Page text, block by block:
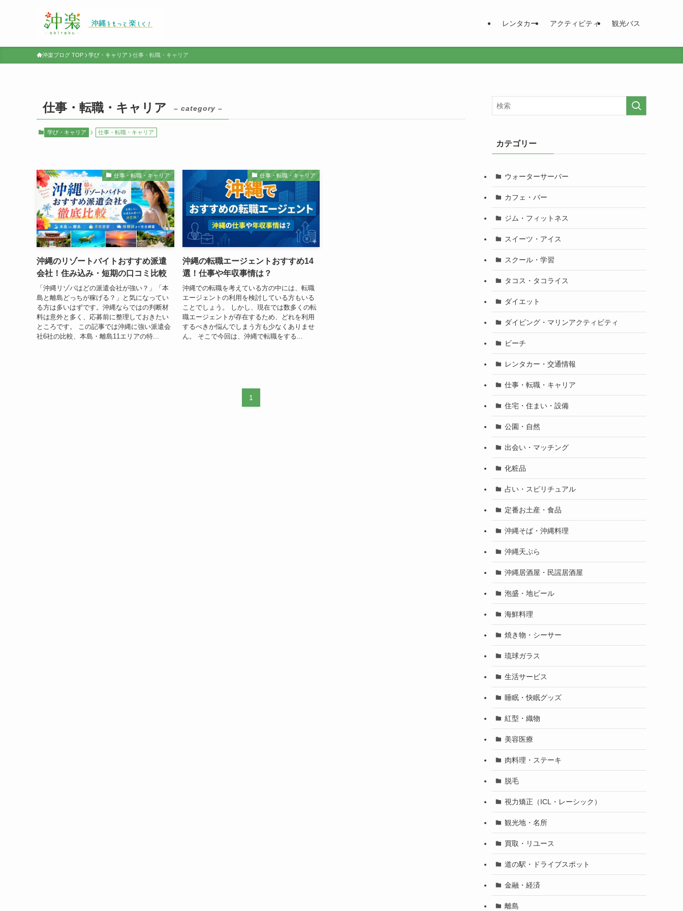
レンタカー アクティビティ 観光バス
沖楽ブログ TOP 学び・キャリア 仕事・転職・キャリア
仕事・転職・キャリア – category –
学び・キャリア 仕事・転職・キャリア
仕事・転職・キャリア
沖縄のリゾートバイトおすすめ派遣
会社！住み込み・短期の口コミ比較
「沖縄リゾバはどの派遣会社が強い？」「本
島と離島どっちが稼げる？」と気になってい
る方は多いはずです。沖縄ならではの判断材
料は意外と多く、応募前に整理しておきたい
ところです。 この記事では沖縄に強い派遣会
社6社の比較、本島・離島11エリアの特...
仕事・転職・キャリア
沖縄の転職エージェントおすすめ14
選！仕事や年収事情は？
沖縄での転職を考えている方の中には、転職
エージェントの利用を検討している方もいる
ことでしょう。 しかし、現在では数多くの転
職エージェントが存在するため、どれを利用
するべきか悩んでしまう方も少なくありませ
ん。 そこで今回は、沖縄で転職をする...
1
カテゴリー
ウォーターサーバー
カフェ・バー
ジム・フィットネス
スイーツ・アイス
スクール・学習
タコス・タコライス
ダイエット
ダイビング・マリンアクティビティ
ビーチ
レンタカー・交通情報
仕事・転職・キャリア
住宅・住まい・設備
公園・自然
出会い・マッチング
化粧品
占い・スピリチュアル
定番お土産・食品
沖縄そば・沖縄料理
沖縄天ぷら
沖縄居酒屋・民謡居酒屋
泡盛・地ビール
海鮮料理
焼き物・シーサー
琉球ガラス
生活サービス
睡眠・快眠グッズ
紅型・織物
美容医療
肉料理・ステーキ
脱毛
視力矯正（ICL・レーシック）
観光地・名所
買取・リユース
道の駅・ドライブスポット
金融・経済
離島